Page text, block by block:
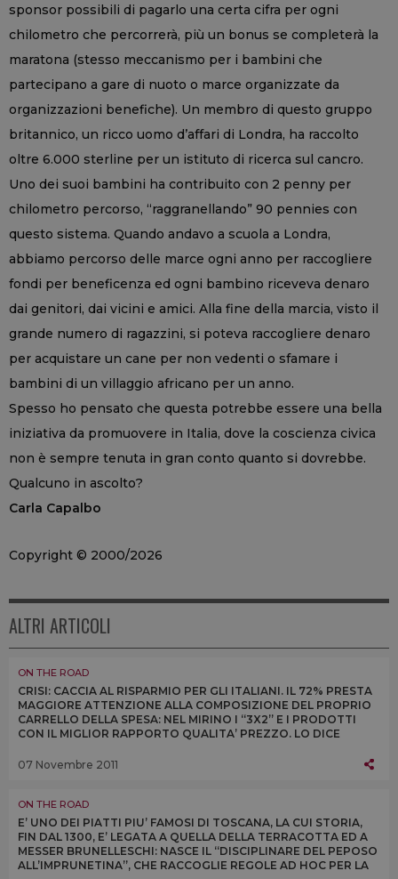
sponsor possibili di pagarlo una certa cifra per ogni
chilometro che percorrerà, più un bonus se completerà la
maratona (stesso meccanismo per i bambini che
partecipano a gare di nuoto o marce organizzate da
organizzazioni benefiche). Un membro di questo gruppo
britannico, un ricco uomo d’affari di Londra, ha raccolto
oltre 6.000 sterline per un istituto di ricerca sul cancro.
Uno dei suoi bambini ha contribuito con 2 penny per
chilometro percorso, “raggranellando” 90 pennies con
questo sistema. Quando andavo a scuola a Londra,
abbiamo percorso delle marce ogni anno per raccogliere
fondi per beneficenza ed ogni bambino riceveva denaro
dai genitori, dai vicini e amici. Alla fine della marcia, visto il
grande numero di ragazzini, si poteva raccogliere denaro
per acquistare un cane per non vedenti o sfamare i
bambini di un villaggio africano per un anno.
Spesso ho pensato che questa potrebbe essere una bella
iniziativa da promuovere in Italia, dove la coscienza civica
non è sempre tenuta in gran conto quanto si dovrebbe.
Qualcuno in ascolto?
Carla Capalbo
Copyright © 2000/2026
ALTRI ARTICOLI
ON THE ROAD
CRISI: CACCIA AL RISPARMIO PER GLI ITALIANI. IL 72% PRESTA
MAGGIORE ATTENZIONE ALLA COMPOSIZIONE DEL PROPRIO
CARRELLO DELLA SPESA: NEL MIRINO I “3X2” E I PRODOTTI
CON IL MIGLIOR RAPPORTO QUALITA’ PREZZO. LO DICE
07 Novembre 2011
ON THE ROAD
E’ UNO DEI PIATTI PIU’ FAMOSI DI TOSCANA, LA CUI STORIA,
FIN DAL 1300, E’ LEGATA A QUELLA DELLA TERRACOTTA ED A
MESSER BRUNELLESCHI: NASCE IL “DISCIPLINARE DEL PEPOSO
ALL’IMPRUNETINA”, CHE RACCOGLIE REGOLE AD HOC PER LA